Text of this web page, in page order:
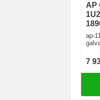
AP
ap-
7